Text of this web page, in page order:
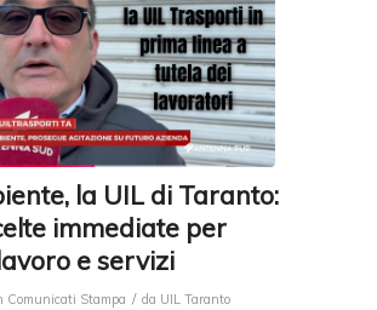
la UIL di Taranto:
immediate per
e servizi
Comunicati Stampa / da UIL Taranto